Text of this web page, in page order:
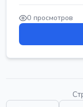
...
0 просмотров